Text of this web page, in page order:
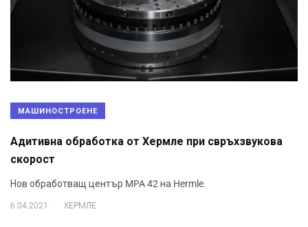
МАШИНОСТРОЕНЕ
Адитивна обработка от Хермле при свръхзвукова
скорост
Нов обработващ център MPA 42 на Hermle.
6.04.2021 . ХЕРМЛЕ